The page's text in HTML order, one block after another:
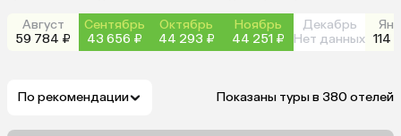
Август
59 784 ₽
Сентябрь
43 656 ₽
Октябрь
44 293 ₽
Ноябрь
44 251 ₽
Декабрь
Нет данных 114
По рекомендации Показаны туры в 380 отелей